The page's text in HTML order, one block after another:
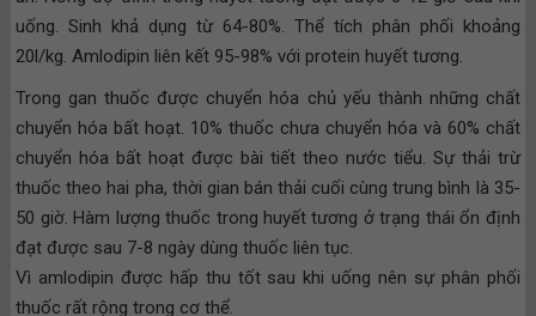
uống. Sinh khả dụng từ 64-80%. Thể tích phân phối khoảng
20l/kg. Amlodipin liên kết 95-98% với protein huyết tương.
Trong gan thuốc được chuyển hóa chủ yếu thành những chất
chuyển hóa bất hoạt. 10% thuốc chưa chuyển hóa và 60% chất
chuyển hóa bất hoạt được bài tiết theo nước tiểu. Sự thải trừ
thuốc theo hai pha, thời gian bán thải cuối cùng trung bình là 35-
50 giờ. Hàm lượng thuốc trong huyết tương ở trạng thái ổn định
đạt được sau 7-8 ngày dùng thuốc liên tục.
Vì amlodipin được hấp thu tốt sau khi uống nên sự phân phối
thuốc rất rộng trong cơ thể.